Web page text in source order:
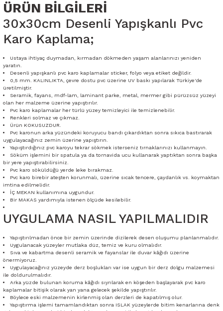
ÜRÜN BİLGİLERİ
30x30cm Desenli Yapışkanlı Pvc
Karo Kaplama;
Ustaya ihtiyaç duymadan, kırmadan dökmeden yaşam alanlarınızı yeniden
yaratın.
Desenli yapışkanlı pvc karo kaplamalar sticker, folyo veya etiket değildir.
0,5 mm. KALINLIKTA, çevre dostu pvc üzerine UV baskı yapılarak Türkiye'de
üretilmiştir.
Seramik, fayans, mdf-lam, laminant parke, metal, mermer gibi pürüzsüz yüzeyi
olan her malzeme üzerine yapıştırılır.
Pvc karo kaplamalar her türlü yüzey temizleyici ile temizlenebilir.
Renkleri solmaz ve çıkmaz.
Ürün KOKUSUZDUR.
Pvc karonun arka yüzündeki koruyucu bandı çıkardıktan sonra sıkıca bastırarak
uygulayacağınız zemin üzerine yapıştırın.
Yapıştırdığınız pvc karoyu tekrar sökmek isterseniz tırnaklarınızı kullanmayın.
Söküm işlemini bir spatula ya da tornavida ucu kullanarak yaptıktan sonra başka
bir yere yapıştırabilirsiniz.
Pvc karo söküldüğü yerde leke bırakmaz.
Pvc karo birebir ateşten korunmalı, üzerine sıcak tencere, çaydanlık vs. koymaktan
imtina edilmelidir.
İÇ MEKAN kullanımına uygundur.
Bir MAKAS yardımıyla istenen ölçüde kesilebilir.
UYGULAMA NASIL YAPILMALIDIR
Yapıştırılmadan önce bir zemin üzerinde dizilerek desen oluşumu planlanmalıdır.
Uygulanacak yüzeyler mutlaka düz, temiz ve kuru olmalıdır.
Sıva ve kabartma desenli seramik ve fayanslar ile duvar kâğıdı üzerine
önermiyoruz.
Uygulayacağınız yüzeyde derz boşlukları var ise uygun bir derz dolgu malzemesi
ile doldurulmalıdır.
Arka yüzde bulunan koruma kâğıdı sıyrılarak en köşeden başlayarak pvc karo
kaplamalar bitişik olarak yan yana gelecek şekilde yapıştırılır.
Böylece eski malzemenin kirlenmiş olan derzleri de kapatılmış olur.
Yapıştırma işlemi tamamlandıktan sonra ISLAK yüzeylerde bitim kenarlarına denk